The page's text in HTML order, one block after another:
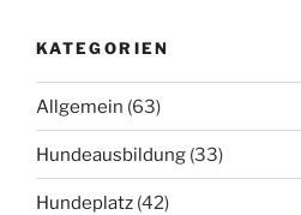
KATEGORIEN
Allgemein (63)
Hundeausbildung (33)
Hundeplatz (42)